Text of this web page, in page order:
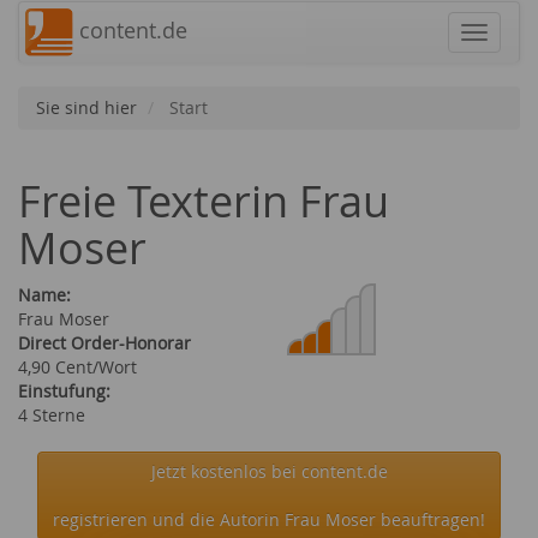
content.de
Sie sind hier Start
Freie Texterin Frau
Moser
Name:
Frau Moser
Direct Order-Honorar
4,90 Cent/Wort
Einstufung:
4 Sterne
Jetzt kostenlos bei content.de
registrieren und die Autorin Frau Moser beauftragen!